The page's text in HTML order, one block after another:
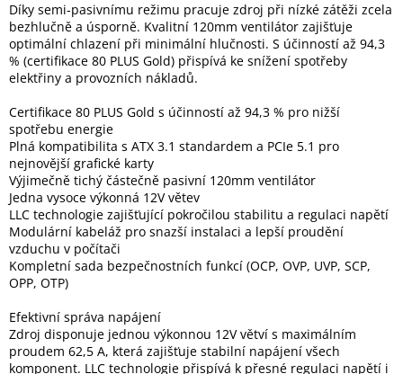
VÝPRODEJ
TONERY
A
CARTRIDGE
OEM
Sestavy
počítačů
Inpraise
Kamerové
systémy
Doprodej
Díky semi-pasivnímu režimu pracuje zdroj při nízké zátěži zcela
bezhlučně a úsporně. Kvalitní 120mm ventilátor zajišťuje
optimální chlazení při minimální hlučnosti. S účinností až 94,3
% (certifikace 80 PLUS Gold) přispívá ke snížení spotřeby
elektřiny a provozních nákladů.
Certifikace 80 PLUS Gold s účinností až 94,3 % pro nižší
spotřebu energie
Plná kompatibilita s ATX 3.1 standardem a PCIe 5.1 pro
nejnovější grafické karty
Výjimečně tichý částečně pasivní 120mm ventilátor
Jedna vysoce výkonná 12V větev
LLC technologie zajišťující pokročilou stabilitu a regulaci napětí
Modulární kabeláž pro snazší instalaci a lepší proudění
vzduchu v počítači
Kompletní sada bezpečnostních funkcí (OCP, OVP, UVP, SCP,
OPP, OTP)
Efektivní správa napájení
Zdroj disponuje jednou výkonnou 12V větví s maximálním
proudem 62,5 A, která zajišťuje stabilní napájení všech
komponent. LLC technologie přispívá k přesné regulaci napětí i